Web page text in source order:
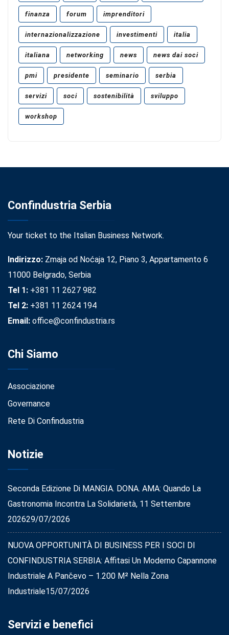
finanza forum imprenditori
internazionalizzazione investimenti italia
italiana networking news news dai soci
pmi presidente seminario serbia
servizi soci sostenibilità sviluppo
workshop
Confindustria Serbia
Your ticket to the Italian Business Network.
Indirizzo: Zmaja od Noćaja 12, Piano 3, Appartamento 6
11000 Belgrado, Serbia
Tel 1: +381 11 2627 982
Tel 2: +381 11 2624 194
Email: office@confindustria.rs
Chi Siamo
Associazione
Governance
Rete Di Confindustria
Notizie
Seconda Edizione Di MANGIA. DONA. AMA: Quando La
Gastronomia Incontra La Solidarietà, 11 Settembre
202629/07/2026
NUOVA OPPORTUNITÀ DI BUSINESS PER I SOCI DI
CONFINDUSTRIA SERBIA: Affitasi Un Moderno Capannone
Industriale A Pančevo – 1.200 M² Nella Zona
Industriale15/07/2026
Servizi e benefici